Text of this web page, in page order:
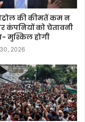
की कीमतें कम न
कंपनियों को चेतावनी
मुश्किल होगी
2026